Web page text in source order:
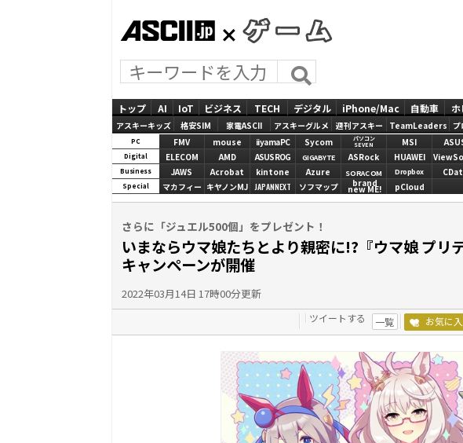
トップ AI IoT ビジネス TECH デジタル iPhone/Mac 自動車
アスキーキッズ 格安SIM 家電ASCII アスキーグルメ 週刊アスキー TeamLeaders プ
PC FMV mouse iiyamaPC Sycom
パソコン
SEVEN
MSI
Digital ELECOM AMD ASUS ROG GIGABYTE ASRock HUAWEI
Business JAWS Acrobat kintone Azure SORACOM Dropbox
Special マカフィー キヤノンMJ JAPANNEXT ソフマップ brand
new ME! pCloud
さらに「ジュエル500個」をプレゼント！
いまならウマ娘たちとより親密に!?『ウマ娘 プリ
キャンペーンが開催
2022年03月14日 17時00分更新
ツイートする 一覧 お気に